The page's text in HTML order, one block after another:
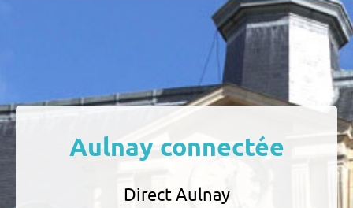
Aulnay connectée
Direct Aulnay